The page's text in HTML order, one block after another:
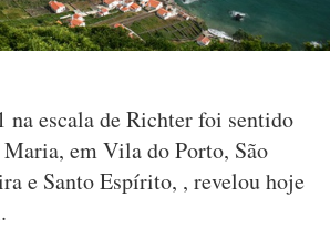
na escala de Richter foi sentido
em Vila do Porto, São
e Santo Espírito, , revelou hoje